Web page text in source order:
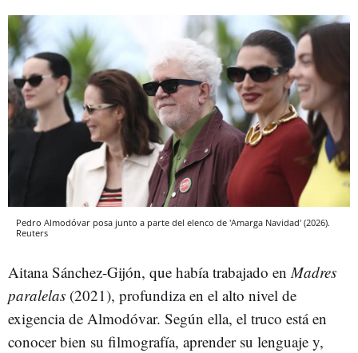
Pedro Almodóvar posa junto a parte del elenco de 'Amarga Navidad' (2026).
Reuters
Aitana Sánchez-Gijón, que había trabajado enMadres
paralelas (2021), profundiza en el alto nivel de
exigencia de Almodóvar. Según ella, el truco está en
conocer bien su filmografía, aprender su lenguaje y,